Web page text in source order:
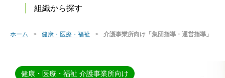
組織から探す
ホーム 健康・医療・福祉 介護事業所向け「集団指導・運営指導」
健康・医療・福祉 介護事業所向け